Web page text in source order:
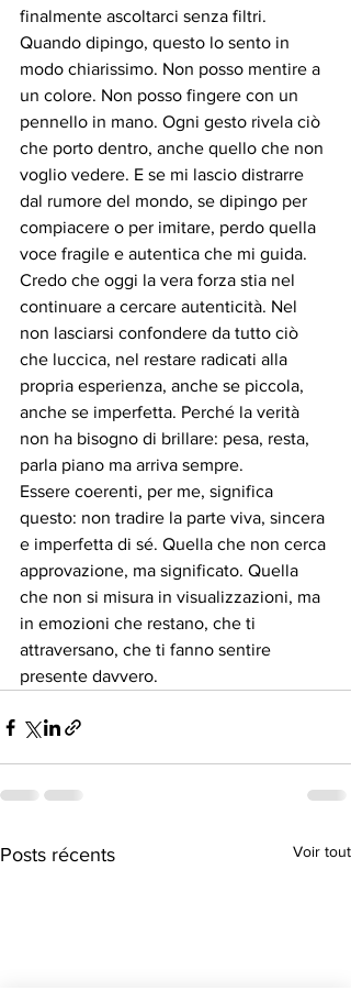
finalmente ascoltarci senza filtri.
Quando dipingo, questo lo sento in
modo chiarissimo. Non posso mentire a
un colore. Non posso fingere con un
pennello in mano. Ogni gesto rivela ciò
che porto dentro, anche quello che non
voglio vedere. E se mi lascio distrarre
dal rumore del mondo, se dipingo per
compiacere o per imitare, perdo quella
voce fragile e autentica che mi guida.
Credo che oggi la vera forza stia nel
continuare a cercare autenticità. Nel
non lasciarsi confondere da tutto ciò
che luccica, nel restare radicati alla
propria esperienza, anche se piccola,
anche se imperfetta. Perché la verità
non ha bisogno di brillare: pesa, resta,
parla piano ma arriva sempre.
Essere coerenti, per me, significa
questo: non tradire la parte viva, sincera
e imperfetta di sé. Quella che non cerca
approvazione, ma significato. Quella
che non si misura in visualizzazioni, ma
in emozioni che restano, che ti
attraversano, che ti fanno sentire
presente davvero.
Posts récents Voir tout